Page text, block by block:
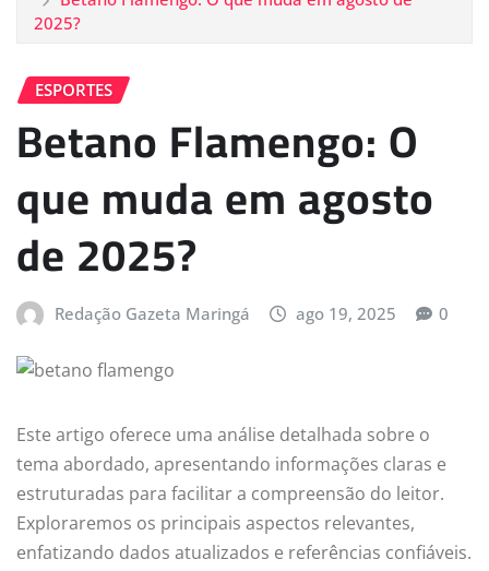
2025?
ESPORTES
Betano Flamengo: O
que muda em agosto
de 2025?
Redação Gazeta Maringá ago 19, 2025 0
Este artigo oferece uma análise detalhada sobre o
tema abordado, apresentando informações claras e
estruturadas para facilitar a compreensão do leitor.
Exploraremos os principais aspectos relevantes,
enfatizando dados atualizados e referências confiáveis.